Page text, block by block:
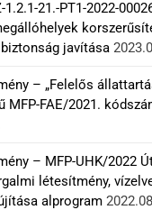
1.2.1-21.-PT1-2022-
javítása
– „Felelős
MFP-FAE/2021.
– MFP-UHK/2022
létesítmény,
alprogram